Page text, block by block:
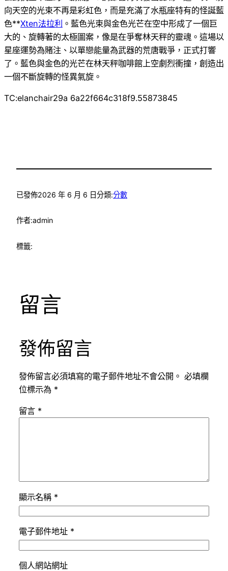
向天空的光束不再是彩虹色，而是充滿了水瓶座特有的怪誕藍
色**Xten法拉利 。藍色光束與金色光芒在空中形成了一個巨
大的、旋轉著的太極圖案，像是在爭奪林天秤的靈魂。這場以
星座運勢為賭注、以單戀能量為武器的荒唐戰爭，正式打響
了。藍色與金色的光芒在林天秤咖啡館上空劇烈衝撞，創造出
一個不斷旋轉的怪異氣旋。
TC:elanchair29a 6a22f664c318f9.55873845
已發佈2026 年 6 月 6 日分類:分數
作者:admin
標籤:
留言
發佈留言
發佈留言必須填寫的電子郵件地址不會公開。 必填欄
位標示為 *
留言 *
顯示名稱 *
電子郵件地址 *
個人網站網址